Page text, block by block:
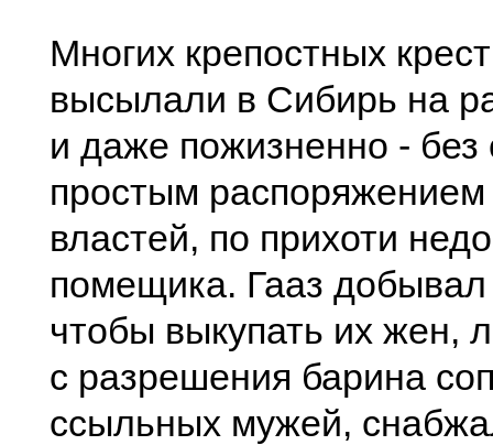
Многих крепостных
высылали в Сибирь на
и даже пожизненно - без
простым распоряжением
властей, по прихоти
помещика. Гааз добывал
чтобы выкупать их жен,
с разрешения барина
ссыльных мужей,